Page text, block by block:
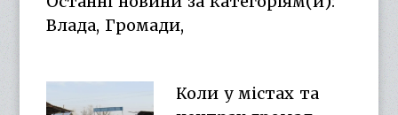
Влада, Громади,
Коли у містах та